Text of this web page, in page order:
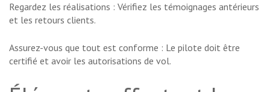
Regardez les réalisations : Vérifiez les témoignages antérieurs
et les retours clients.
Assurez-vous que tout est conforme : Le pilote doit être
certifié et avoir les autorisations de vol.